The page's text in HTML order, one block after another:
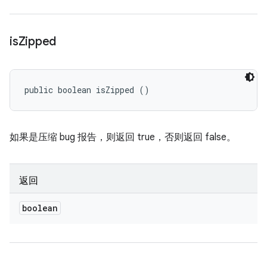
isZipped
public boolean isZipped ()
如果是压缩 bug 报告，则返回 true，否则返回 false。
返回
boolean